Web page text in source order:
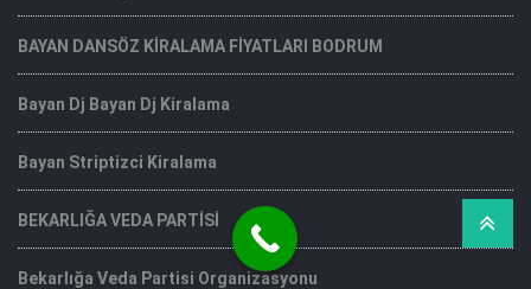
BAYAN DANSÖZ KİRALAMA FİYATLARI BODRUM
Bayan Dj Bayan Dj Kiralama
Bayan Striptizci Kiralama
BEKARLIĞA VEDA PARTİSİ
Bekarlığa Veda Partisi Organizasyonu